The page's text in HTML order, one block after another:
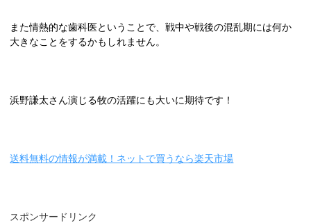
また情熱的な歯科医ということで、戦中や戦後の混乱期には何か
大きなことをするかもしれません。
浜野謙太さん演じる牧の活躍にも大いに期待です！
送料無料の情報が満載！ネットで買うなら楽天市場
スポンサードリンク